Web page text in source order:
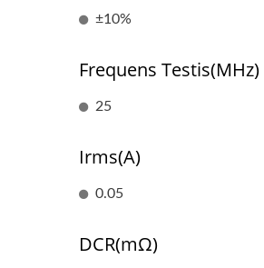
±10%
Frequens Testis(MHz)
25
Irms(A)
0.05
DCR(mΩ)